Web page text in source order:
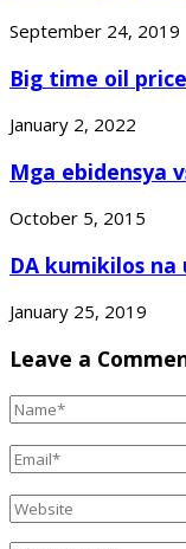
September 24, 2019
Big time oil
January 2, 2022
Mga ebidensya
October 5, 2015
DA kumikilos na
January 25, 2019
Leave a